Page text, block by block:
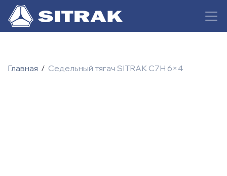
Главная / Седельный тягач SITRAK C7H 6×4